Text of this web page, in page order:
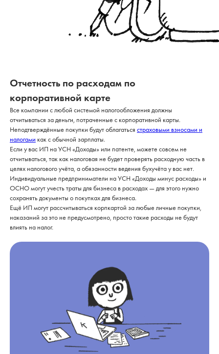
Отчетность по расходам по
корпоративной карте
Все компании с любой системой налогообложения должны
отчитываться за деньги, потраченные с корпоративной карты.
Неподтверждённые покупки будут облагаться страховыми взносами и
налогами как с обычной зарплаты.
Если у вас ИП на УСН «Доходы» или патенте, можете совсем не
отчитываться, так как налоговая не будет проверять расходную часть в
целях налогового учёта, а обязанности ведения бухучёта у вас нет.
Индивидуальные предприниматели на УСН «Доходы минус расходы» и
ОСНО могут учесть траты для бизнеса в расходах — для этого нужно
сохранять документы о покупках для бизнеса.
Ещё ИП могут рассчитываться корпкартой за любые личные покупки,
наказаний за это не предусмотрено, просто такие расходы не будут
влиять на налог.